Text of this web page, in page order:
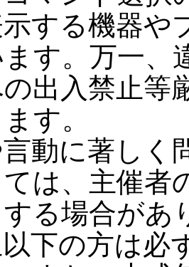
する機器や
ます。万一、
出入禁止等
す。
動に著しく
は、主催者
る場合があ
下の方は必